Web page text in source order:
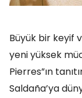
Büyük bir keyif
yeni yüksek
Pierres”ın
Saldaña’ya